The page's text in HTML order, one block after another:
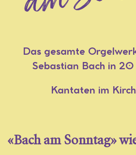
Das gesamte
Sebastian Bach in
Kantaten im
«Bach am Sonntag»